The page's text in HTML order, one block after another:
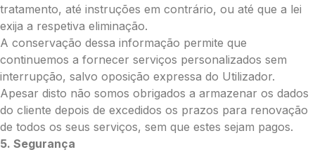
Pague mais tarde
tratamento, até instruções em contrário, ou até que a lei
exija a respetiva eliminação.
A conservação dessa informação permite que
continuemos a fornecer serviços personalizados sem
interrupção, salvo oposição expressa do Utilizador.
Apesar disto não somos obrigados a armazenar os dados
do cliente depois de excedidos os prazos para renovação
de todos os seus serviços, sem que estes sejam pagos.
5. Segurança